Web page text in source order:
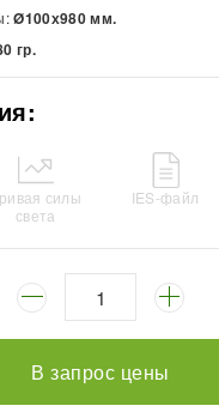
Ø100х980 мм.
гр.
силы
света
IES-файл
В запрос цены